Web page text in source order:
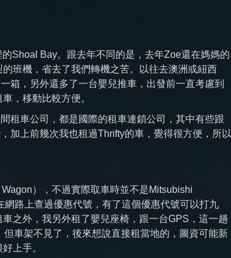
Shoal Bay。跟去年不同的是，去年Zoe還在媽媽的
班機，省去了我們轉機之苦。以往去澳洲或紐西
箱，另外還多了一台嬰兒推車，出發前一直考慮到
，移動比較方便。
租車公司，都是國際的租車連鎖公司，其中有些跟
加上前幾次我也租過Thrifty的車，覺得很方便，所以
），不過實際取車時並不是Mitsubishi
路上查過優惠代號，有了這個優惠代號可以打九
之外，我另外租了嬰兒座椅，跟一台GPS，這一趟
車架不見了，後來想說直接租當地的，圖資可能新
上手。